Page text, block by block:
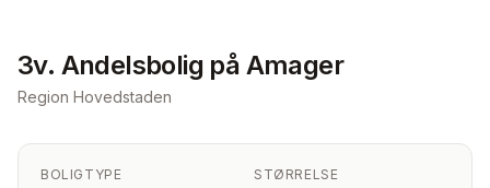
3v. Andelsbolig på Amager
Region Hovedstaden
BOLIGTYPE STØRRELSE